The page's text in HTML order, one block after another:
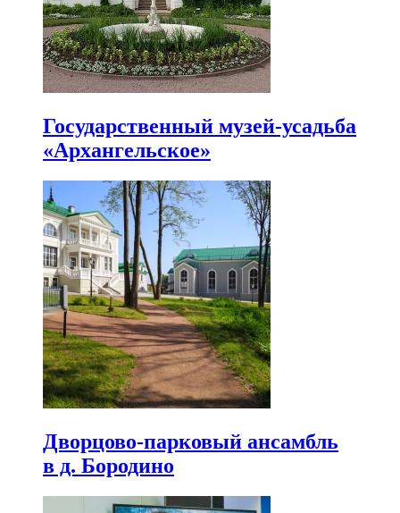
Государственный музей-усадьба
«Архангельское»
Дворцово-парковый ансамбль
в д. Бородино